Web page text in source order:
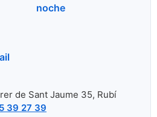
noche
de Sant Jaume 35, Rubí
39 27 39